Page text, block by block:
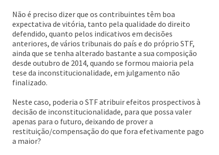
Não é preciso dizer que os contribuintes têm boa
expectativa de vitória, tanto pela qualidade do direito
defendido, quanto pelos indicativos em decisões
anteriores, de vários tribunais do país e do próprio STF,
ainda que se tenha alterado bastante a sua composição
desde outubro de 2014, quando se formou maioria pela
tese da inconstitucionalidade, em julgamento não
finalizado.
Neste caso, poderia o STF atribuir efeitos prospectivos à
decisão de inconstitucionalidade, para que possa valer
apenas para o futuro, deixando de prover a
restituição/compensação do que fora efetivamente pago
a maior?